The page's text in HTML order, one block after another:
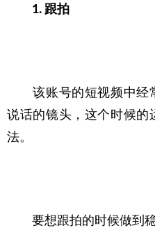
1. 跟拍
该账号的短视频中经
说话的镜头，这个时候的
法。
要想跟拍的时候做到稳